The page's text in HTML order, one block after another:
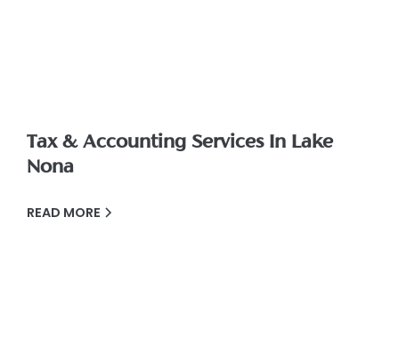
Tax & Accounting Services In Lake
Nona
READ MORE